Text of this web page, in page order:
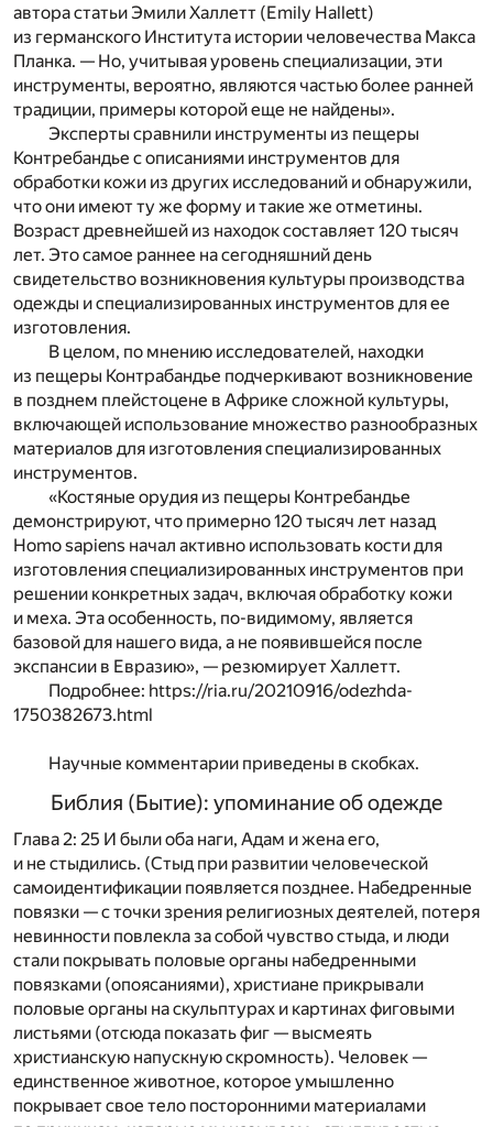
автора статьи Эмили Халлетт (Emily Hallett)
из германского Института истории человечества Макса
Планка. — Но, учитывая уровень специализации, эти
инструменты, вероятно, являются частью более ранней
традиции, примеры которой еще не найдены».
Эксперты сравнили инструменты из пещеры
Контребандье с описаниями инструментов для
обработки кожи из других исследований и обнаружили,
что они имеют ту же форму и такие же отметины.
Возраст древнейшей из находок составляет 120 тысяч
лет. Это самое раннее на сегодняшний день
свидетельство возникновения культуры производства
одежды и специализированных инструментов для ее
изготовления.
В целом, по мнению исследователей, находки
из пещеры Контрабандье подчеркивают возникновение
в позднем плейстоцене в Африке сложной культуры,
включающей использование множество разнообразных
материалов для изготовления специализированных
инструментов.
«Костяные орудия из пещеры Контребандье
демонстрируют, что примерно 120 тысяч лет назад
Homo sapiens начал активно использовать кости для
изготовления специализированных инструментов при
решении конкретных задач, включая обработку кожи
и меха. Эта особенность, по-видимому, является
базовой для нашего вида, а не появившейся после
экспансии в Евразию», — резюмирует Халлетт.
Подробнее: https://ria.ru/20210916/odezhda-
1750382673.html
Научные комментарии приведены в скобках.
Библия (Бытие): упоминание об одежде
Глава 2: 25 И были оба наги, Адам и жена его,
и не стыдились. (Стыд при развитии человеческой
самоидентификации появляется позднее. Набедренные
повязки — с точки зрения религиозных деятелей, потеря
невинности повлекла за собой чувство стыда, и люди
стали покрывать половые органы набедренными
повязками (опоясаниями), христиане прикрывали
половые органы на скульптурах и картинах фиговыми
листьями (отсюда показать фиг — высмеять
христианскую напускную скромность). Человек —
единственное животное, которое умышленно
покрывает свое тело посторонними материалами